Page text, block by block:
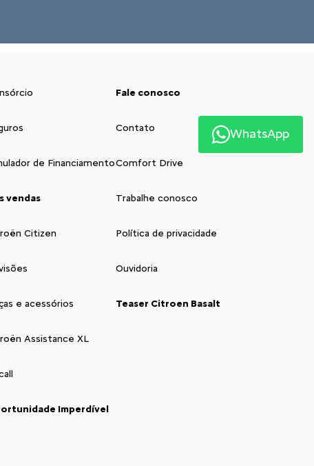
de Financiamento
vendas
Citizen
e acessórios
Assistance XL
Imperdível
Fale conosco
Contato
Comfort Drive
Trabalhe conosco
Política de privacidade
Ouvidoria
Teaser Citroen Basalt
WhatsApp